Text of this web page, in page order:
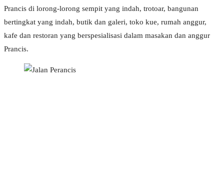
Prancis di lorong-lorong sempit yang indah, trotoar, bangunan
bertingkat yang indah, butik dan galeri, toko kue, rumah anggur,
kafe dan restoran yang berspesialisasi dalam masakan dan anggur
Prancis.